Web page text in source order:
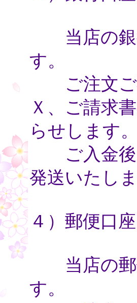
当店の銀
す。
ご注文ご
Ｘ、ご請求
らせします。
ご入金後
発送いたしま
４）郵便口
当店の郵
す。